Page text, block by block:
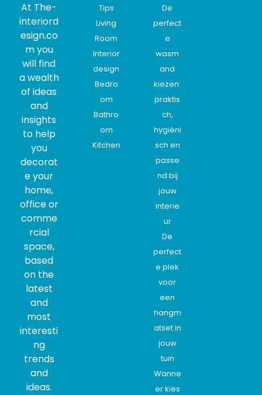
At The-
interiord
esign.co
m you
will find
a wealth
of ideas
and
insights
to help
you
decorat
e your
home,
office or
comme
rcial
space,
based
on the
latest
and
most
interesti
ng
trends
and
ideas.
Tips
Living
Room
Interior
design
Bedro
om
Bathro
om
Kitchen
De
perfect
e
wasm
and
kiezen:
praktis
ch,
hygiëni
sch en
passe
nd bij
jouw
interie
ur
De
perfect
e plek
voor
een
hangm
atset in
jouw
tuin
Wanne
er kies